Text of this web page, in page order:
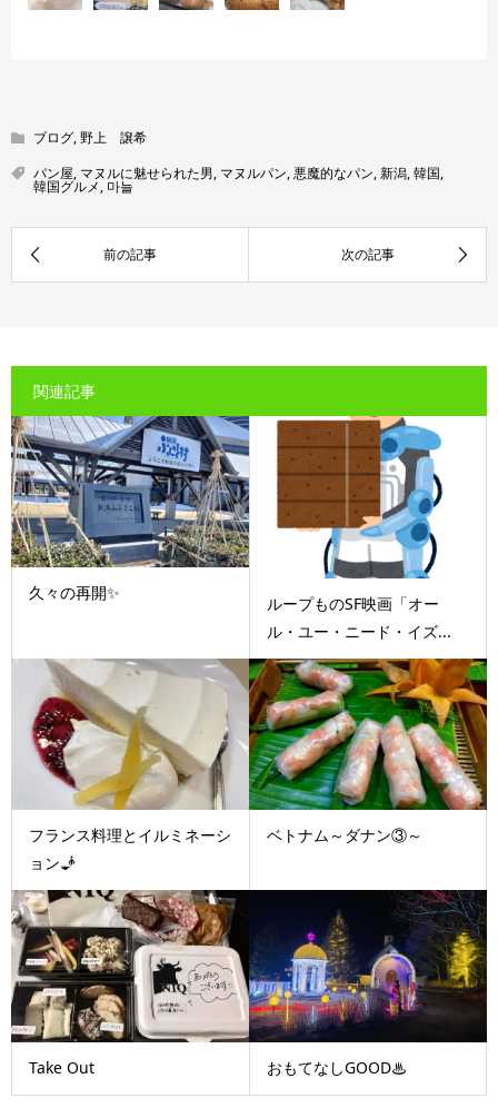
ブログ,野上 譲希
パン屋, マヌルに魅せられた男, マヌルパン,悪魔的なパン,新潟,韓国,
韓国グルメ, 마늘
関連記事
久々の再開✨
ループものSF映画「オー
ル・ユー・ニード・イズ...
フランス料理とイルミネーシ
ョン🧞
ベトナム～ダナン③～
Take Out おもてなしGOOD♨